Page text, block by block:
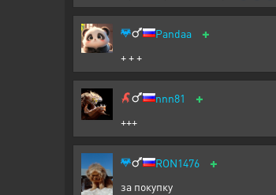
Pandaa +
+ + +
nnn81 +
+++
RON1476 +
за покупку